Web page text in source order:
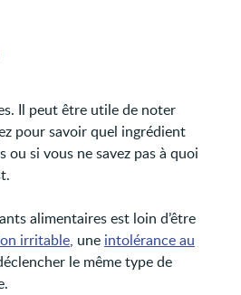
Il peut être utile de noter
pour savoir quel ingrédient
ou si vous ne savez pas à quoi
alimentaires est loin d’être
irritable, une intolérance au
le même type de